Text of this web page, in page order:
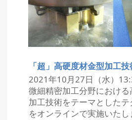
「超」高硬度材金型加工
2021年10月27日（水）
微細精密加工分野におけ
加工技術をテーマとした
をオンラインで実施いたし